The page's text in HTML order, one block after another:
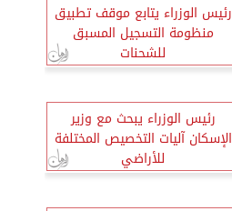
رئيس الوزراء يتابع موقف تطبيق
منظومة التسجيل المسبق
للشحنات
رئيس الوزراء يبحث مع وزير
الإسكان آليات التخصيص المختلفة
للأراضي